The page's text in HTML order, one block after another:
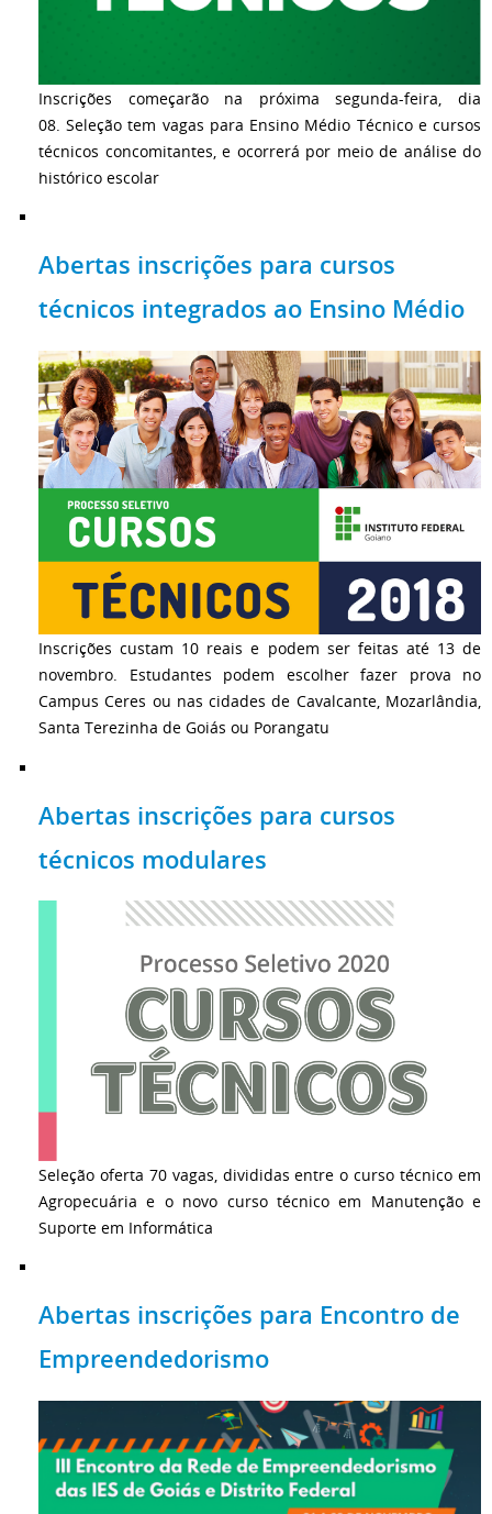
Inscrições começarão na próxima segunda-feira, dia
08. Seleção tem vagas para Ensino Médio Técnico e cursos
técnicos concomitantes, e ocorrerá por meio de análise do
histórico escolar
Abertas inscrições para cursos
técnicos integrados ao Ensino Médio
Inscrições custam 10 reais e podem ser feitas até 13 de
novembro. Estudantes podem escolher fazer prova no
Campus Ceres ou nas cidades de Cavalcante, Mozarlândia,
Santa Terezinha de Goiás ou Porangatu
Abertas inscrições para cursos
técnicos modulares
Seleção oferta 70 vagas, divididas entre o curso técnico em
Agropecuária e o novo curso técnico em Manutenção e
Suporte em Informática
Abertas inscrições para Encontro de
Empreendedorismo